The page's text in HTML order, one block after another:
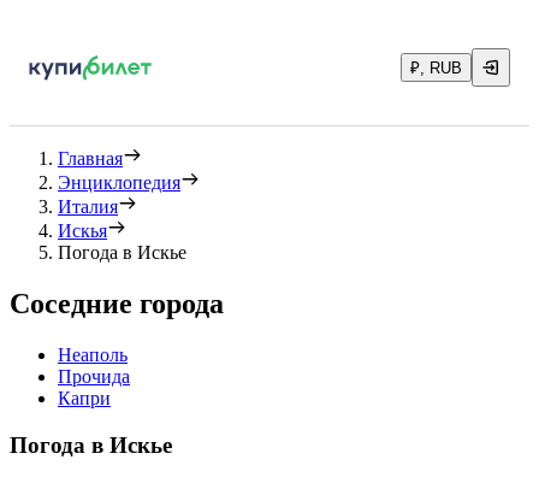
₽, RUB
Главная
Энциклопедия
Италия
Искья
Погода в Искье
Соседние города
Неаполь
Прочида
Капри
Погода в Искье